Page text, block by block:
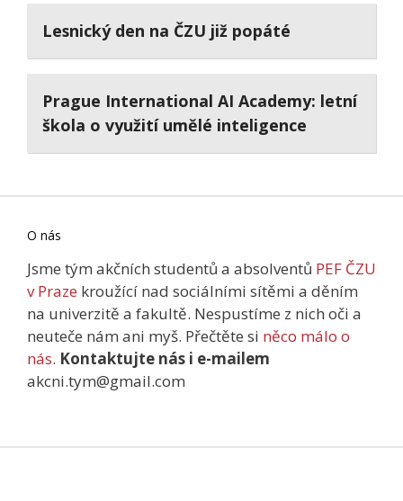
Lesnický den na ČZU již popáté
Prague International AI Academy: letní
škola o využití umělé inteligence
O nás
Jsme tým akčních studentů a absolventů PEF ČZU
v Praze kroužící nad sociálními sítěmi a děním
na univerzitě a fakultě. Nespustíme z nich oči a
neuteče nám ani myš. Přečtěte si něco málo o
nás. Kontaktujte nás i e-mailem
akcni.tym@gmail.com